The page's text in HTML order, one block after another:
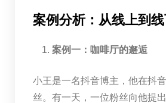
案例分析：从线上到
案例一：咖啡厅的邂逅
小王是一名抖音博主，他在抖
丝。有一天，一位粉丝向他提